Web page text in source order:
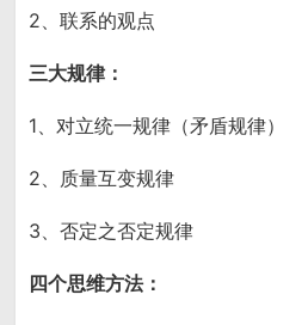
2、联系的观点
三大规律：
1、对立统一规律（矛盾规律）
2、质量互变规律
3、否定之否定规律
四个思维方法：